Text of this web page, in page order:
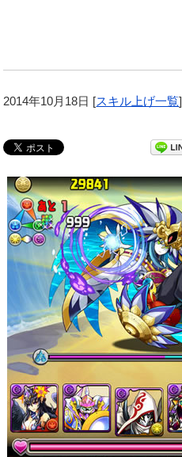
2014年10月18日 [スキル上げ一覧]